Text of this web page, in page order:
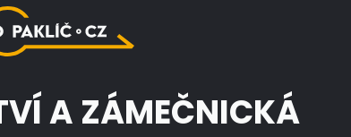
A ZÁMEČNICKÁ